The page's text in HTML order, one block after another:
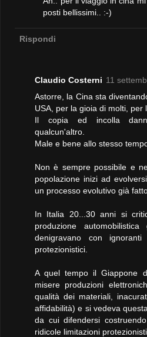
posti bellissimi.. :-)
Rispondi
Claudio Costerni 11
Astorre, la Cina sta
USA, per la gioia di molti, per
Il copia ed incolla
qualcun'altro.
Male e bene allo stesso
Non è sempre possibile e
popolazione inizi ad
un processo evolutivo già
In Italia 20...30 anni si
produzione
denigravano con
protezionistici.
A quel tempo il Giappone
misere produzioni
qualità dei materiali,
affidabilità) e si vedeva
da cui difendersi
ridicole limitazioni